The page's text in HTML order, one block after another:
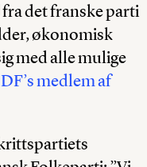
det franske parti
økonomisk
med alle mulige
medlem af